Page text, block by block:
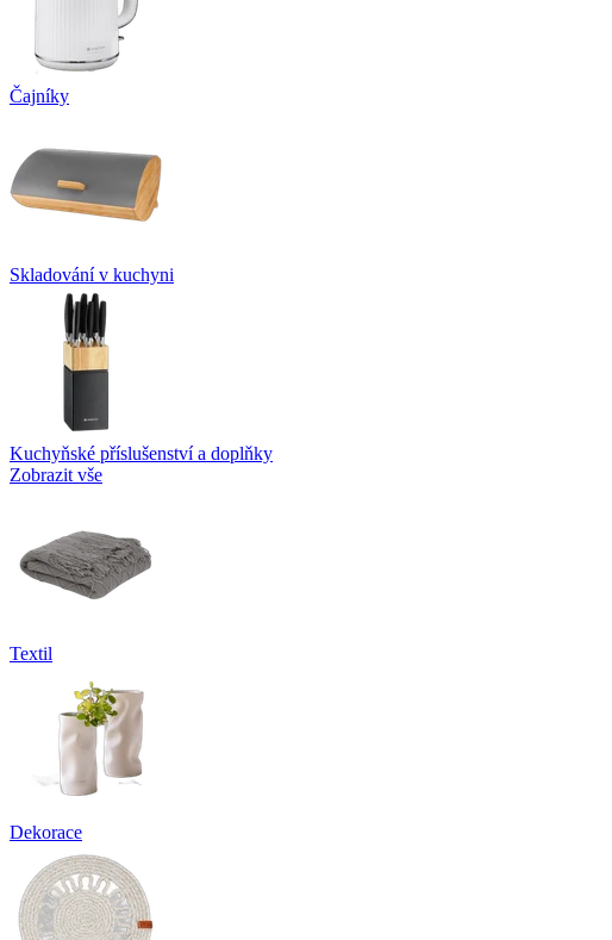
Čajníky
Skladování v kuchyni
Kuchyňské příslušenství a doplňky
Zobrazit vše
Textil
Dekorace